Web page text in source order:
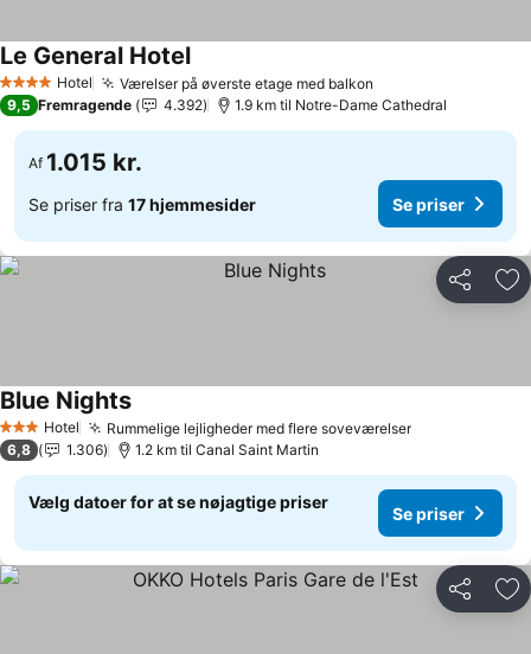
4 StjernerHotel Værelser på øverste etage med balkon
Le General HotelSe priser
9,5 Fremragende 4.392 1.9 km til Notre-Dame Cathedral
Af 1.015 kr.
Se priser fra 17 hjemmesider Se priser
Del
3 StjernerHotel Rummelige lejligheder med flere soveværelserSe priser
Blue NightsSe priser
6,8 1.306 1.2 km til Canal Saint Martin
Vælg datoer for at se nøjagtige priser
Se priser
Del